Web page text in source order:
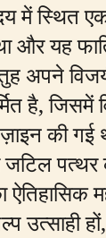
स्थित
और यह
अपने
है,
की गई
उत्साही